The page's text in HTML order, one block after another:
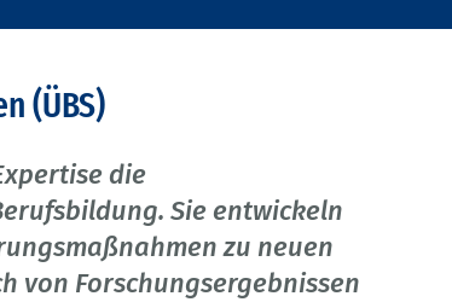
(ÜBS)
die
Sie entwickeln
zu neuen
von Forschungsergebnissen